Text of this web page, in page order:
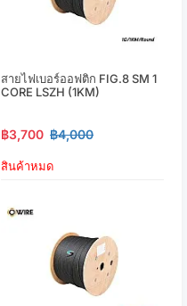
สายไฟเบอร์ออฟติก FIG.8 SM 1
CORE LSZH (1KM)
฿3,700 ฿4,000
สินค้าหมด